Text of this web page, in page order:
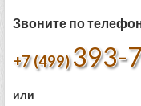
Звоните по
+7 (499) 393-
или